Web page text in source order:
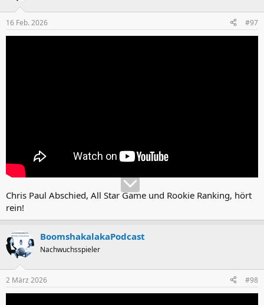
e
n
16 Feb. 2026 #97
Chris Paul Abschied, All Star Game und Rookie Ranking, hört
rein!
BoomshakalakaPodcast
Nachwuchsspieler
2 März 2026 #98